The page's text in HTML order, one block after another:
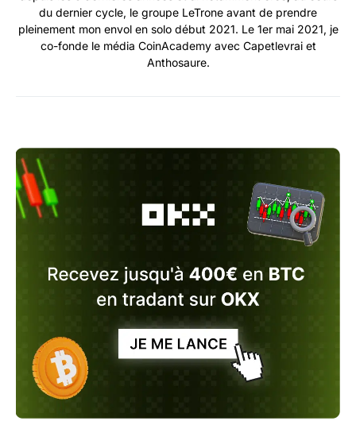
du dernier cycle, le groupe LeTrone avant de prendre
pleinement mon envol en solo début 2021. Le 1er mai 2021, je
co-fonde le média CoinAcademy avec Capetlevrai et
Anthosaure.